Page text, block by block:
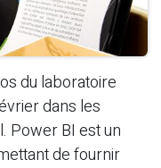
du laboratoire
dans les
Power BI est un
de fournir